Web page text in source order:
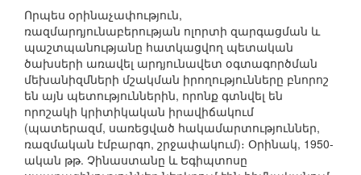
Որպես օրինաչափություն,
ռազմարդյունաբերության ոլորտի զարգացման և
պաշտպանությանը հատկացվող պետական
ծախսերի առավել արդյունավետ օգտագործման
մեխանիզմների մշակման իրողությունները բնորոշ
են այն պետություններին, որոնք գտնվել են
որոշակի կրիտիկական իրավիճակում
(պատերազմ, սառեցված հակամարտություններ,
ռազմական էմբարգո, շրջափակում)։ Օրինակ, 1950-
ական թթ. Չինաստանը և Եգիպտոսը